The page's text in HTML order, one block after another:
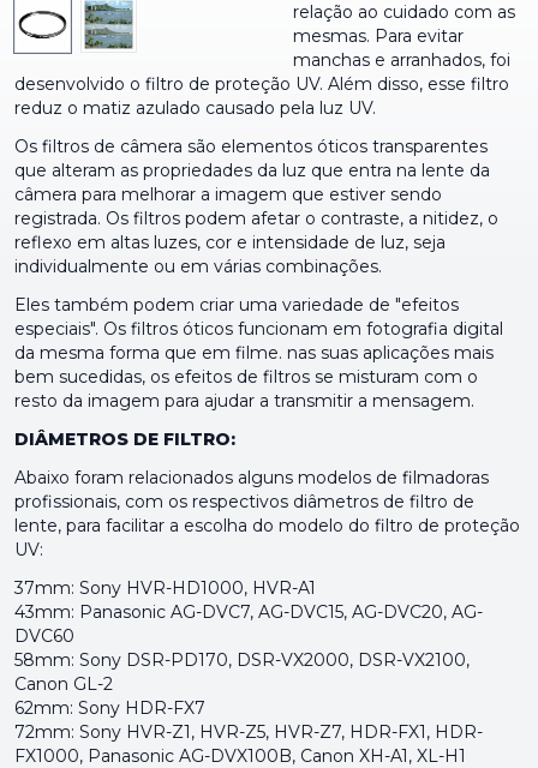
relação ao cuidado com as
mesmas. Para evitar
manchas e arranhados, foi
desenvolvido o filtro de proteção UV. Além disso, esse filtro
reduz o matiz azulado causado pela luz UV.
Os filtros de câmera são elementos óticos transparentes
que alteram as propriedades da luz que entra na lente da
câmera para melhorar a imagem que estiver sendo
registrada. Os filtros podem afetar o contraste, a nitidez, o
reflexo em altas luzes, cor e intensidade de luz, seja
individualmente ou em várias combinações.
Eles também podem criar uma variedade de "efeitos
especiais". Os filtros óticos funcionam em fotografia digital
da mesma forma que em filme. nas suas aplicações mais
bem sucedidas, os efeitos de filtros se misturam com o
resto da imagem para ajudar a transmitir a mensagem.
DIÂMETROS DE FILTRO:
Abaixo foram relacionados alguns modelos de filmadoras
profissionais, com os respectivos diâmetros de filtro de
lente, para facilitar a escolha do modelo do filtro de proteção
UV:
37mm: Sony HVR-HD1000, HVR-A1
43mm: Panasonic AG-DVC7, AG-DVC15, AG-DVC20, AG-
DVC60
58mm: Sony DSR-PD170, DSR-VX2000, DSR-VX2100,
Canon GL-2
62mm: Sony HDR-FX7
72mm: Sony HVR-Z1, HVR-Z5, HVR-Z7, HDR-FX1, HDR-
FX1000, Panasonic AG-DVX100B, Canon XH-A1, XL-H1